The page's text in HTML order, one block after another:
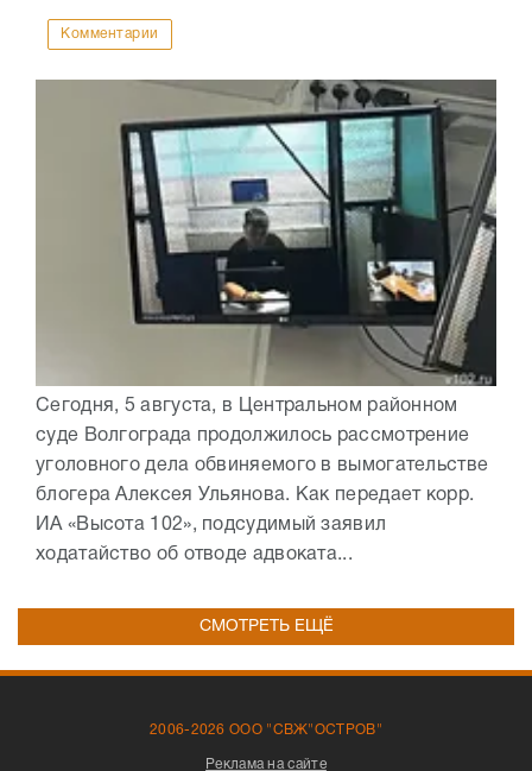
Комментарии
Сегодня, 5 августа, в Центральном районном
суде Волгограда продолжилось рассмотрение
уголовного дела обвиняемого в вымогательстве
блогера Алексея Ульянова. Как передает корр.
ИА «Высота 102», подсудимый заявил
ходатайство об отводе адвоката...
СМОТРЕТЬ ЕЩЁ
2006-2026 ООО "СВЖ"ОСТРОВ"
Реклама на сайте